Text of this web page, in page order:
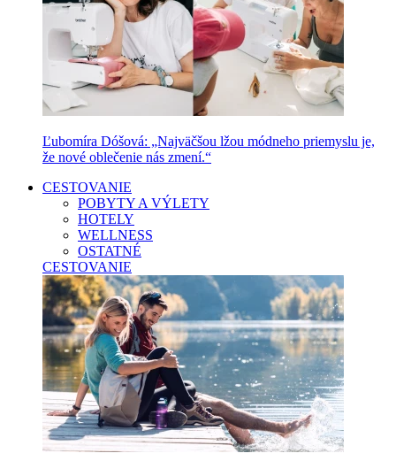
Ľubomíra Dóšová: „Najväčšou lžou módneho priemyslu je,
že nové oblečenie nás zmení.“
CESTOVANIE
POBYTY A VÝLETY
HOTELY
WELLNESS
OSTATNÉ
CESTOVANIE